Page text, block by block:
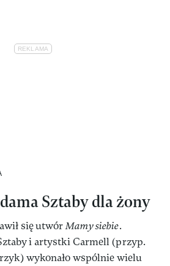
Sztaby dla żony
się utwórMamy siebie.
i artystki Carmell (przyp.
wykonało wspólnie wielu